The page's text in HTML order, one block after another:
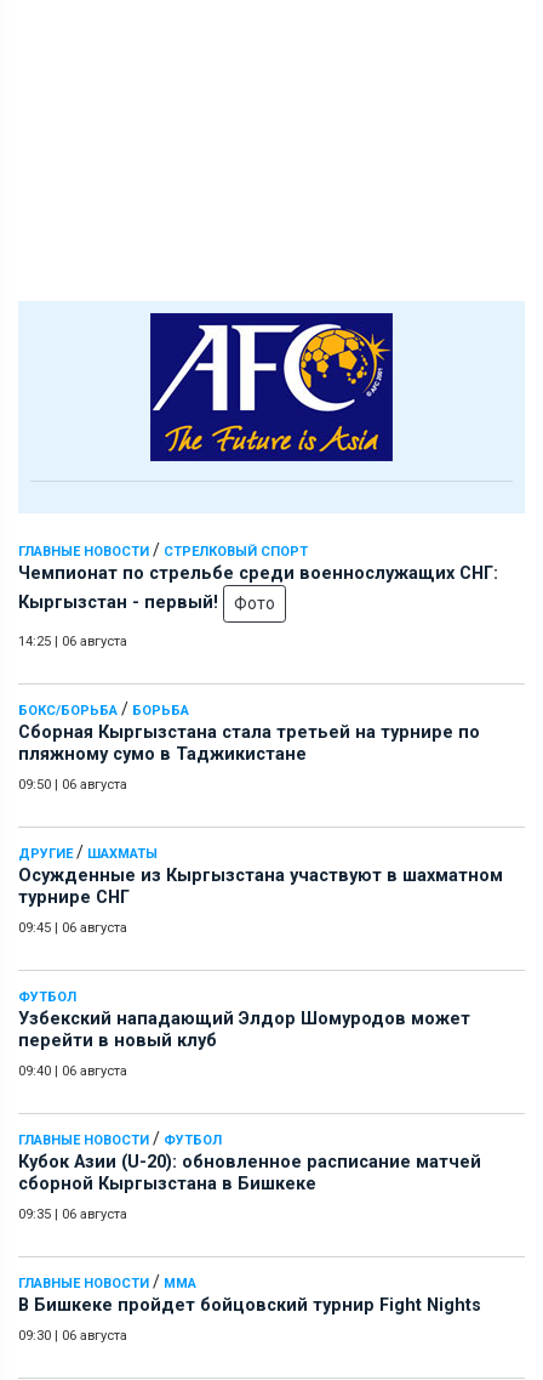
ГЛАВНЫЕ НОВОСТИ / СТРЕЛКОВЫЙ СПОРТ
Чемпионат по стрельбе среди военнослужащих СНГ:
Кыргызстан - первый!
Фото
14:25 | 06 августа
БОКС/БОРЬБА / БОРЬБА
Сборная Кыргызстана стала третьей на турнире по
пляжному сумо в Таджикистане
09:50 | 06 августа
ДРУГИЕ/ ШАХМАТЫ
Осужденные из Кыргызстана участвуют в шахматном
турнире СНГ
09:45 | 06 августа
ФУТБОЛ
Узбекский нападающий Элдор Шомуродов может
перейти в новый клуб
09:40 | 06 августа
ГЛАВНЫЕ НОВОСТИ / ФУТБОЛ
Кубок Азии (U-20): обновленное расписание матчей
сборной Кыргызстана в Бишкеке
09:35 | 06 августа
ГЛАВНЫЕ НОВОСТИ / ММА
В Бишкеке пройдет бойцовский турнир Fight Nights
09:30 | 06 августа